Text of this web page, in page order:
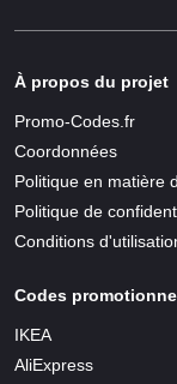
À propos du projet
Promo-Codes.fr
Coordonnées
Politique en matière
Politique de
Conditions
Codes
IKEA
AliExpress